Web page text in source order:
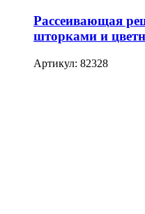
Рассеивающая
шторками и
Артикул: 82328